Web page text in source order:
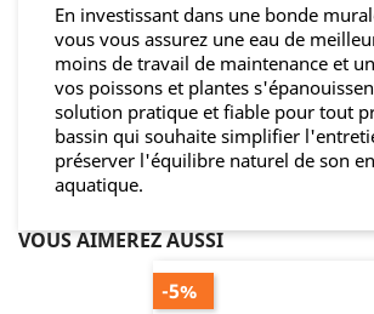
En investissant dans une bonde
vous vous assurez une eau de
moins de travail de maintenance et
vos poissons et plantes
solution pratique et fiable pour tout
bassin qui souhaite simplifier
préserver l'équilibre naturel de son
aquatique.
VOUS AIMEREZ AUSSI
-5%